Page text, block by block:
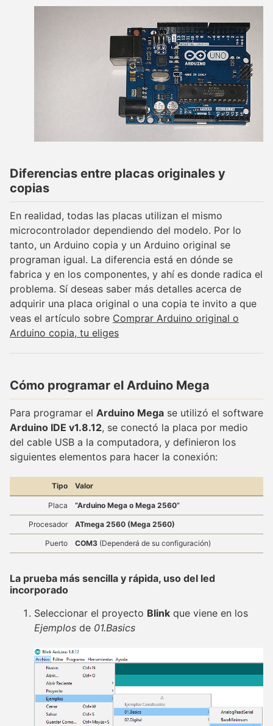
Diferencias entre placas originales y
copias
En realidad, todas las placas utilizan el mismo
microcontrolador dependiendo del modelo. Por lo
tanto, un Arduino copia y un Arduino original se
programan igual. La diferencia está en dónde se
fabrica y en los componentes, y ahí es donde radica el
problema. Sí deseas saber más detalles acerca de
adquirir una placa original o una copia te invito a que
veas el artículo sobre Comprar Arduino original o
Arduino copia, tu eliges
Cómo programar el Arduino Mega
Para programar el Arduino Mega se utilizó el software
Arduino IDE v1.8.12, se conectó la placa por medio
del cable USB a la computadora, y definieron los
siguientes elementos para hacer la conexión:
Tipo Valor
Placa “Arduino Mega o Mega 2560”
Procesador ATmega 2560 (Mega 2560)
Puerto COM3 (Dependerá de su configuración)
La prueba más sencilla y rápida, uso del led
incorporado
Seleccionar el proyecto Blink que viene en los
Ejemplos de 01.Basics